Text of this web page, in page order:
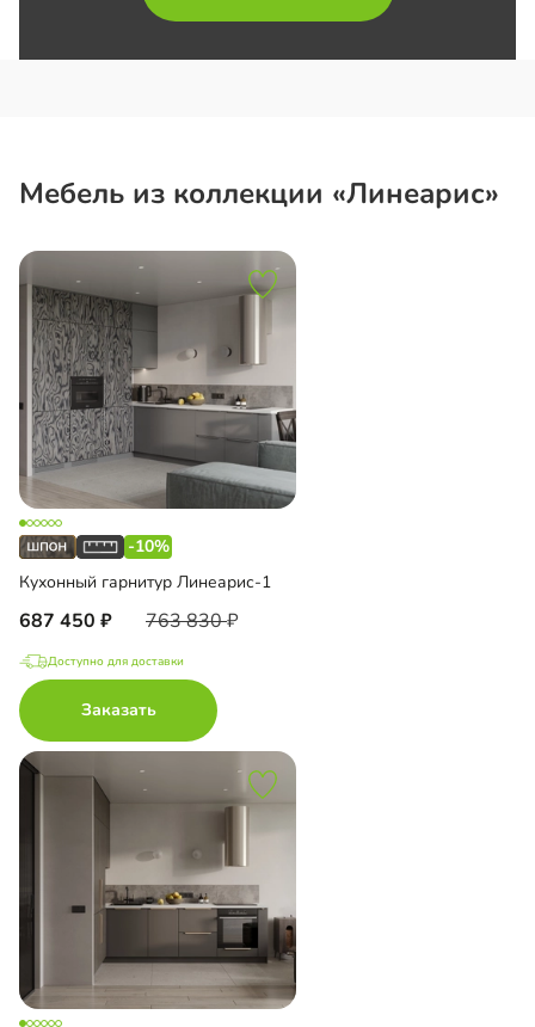
Мебель из коллекции «Линеарис»
-10%
Кухонный гарнитур Линеарис-1
687 450 763 830
Доступно для доставки
Заказать